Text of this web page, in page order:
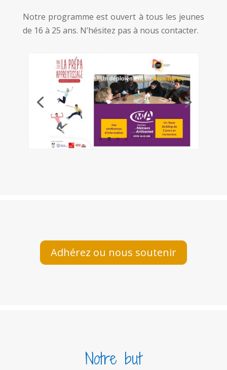
Notre programme est ouvert à tous les jeunes
de 16 à 25 ans. N’hésitez pas à nous contacter.
Adhérez ou nous soutenir
Notre but